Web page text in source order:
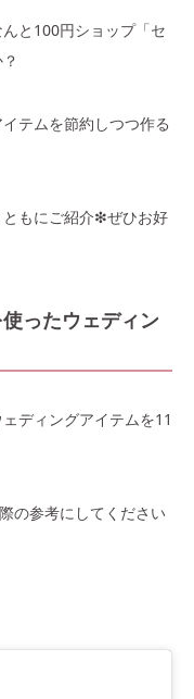
と100円ショップ「セ
テムを節約しつつ作る
もにご紹介❇︎ぜひお好
ったウェディン
ディングアイテムを11
の参考にしてください